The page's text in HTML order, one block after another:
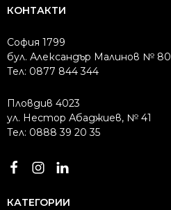
КОНТАКТИ
София 1799
бул. Александър Малинов № 80
Тел: 0877 844 344
Пловдив 4023
ул. Нестор Абаджиев, № 41
Тел: 0888 39 20 35
КАТЕГОРИИ